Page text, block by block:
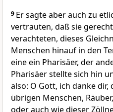
9 Er sagte aber auch zu
vertrauten, daß sie
verachteten, dieses
Menschen hinauf in den
eine ein Pharisäer, der
Pharisäer stellte sich hin
also: O Gott, ich danke
übrigen Menschen,
oder auch wie dieser